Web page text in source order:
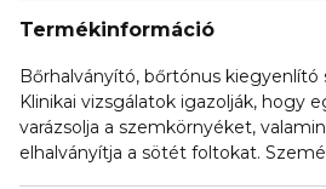
Termékinformáció
Bőrhalványító, bőrtónus kiegyenlító
Klinikai vizsgálatok igazolják, hogy
varázsolja a szemkörnyéket,
elhalványítja a sötét foltokat.